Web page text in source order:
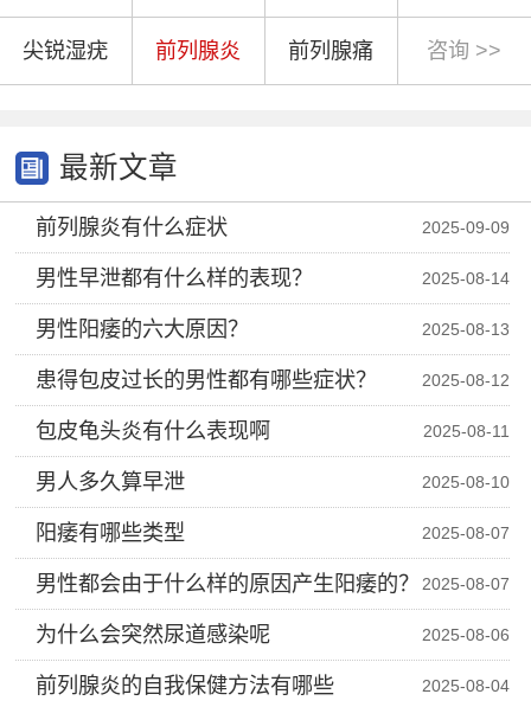
尖锐湿疣 前列腺炎 前列腺痛 咨询 >>
最新文章
前列腺炎有什么症状 2025-09-09
男性早泄都有什么样的表现？ 2025-08-14
男性阳痿的六大原因？ 2025-08-13
患得包皮过长的男性都有哪些症状？ 2025-08-12
包皮龟头炎有什么表现啊 2025-08-11
男人多久算早泄 2025-08-10
阳痿有哪些类型 2025-08-07
男性都会由于什么样的原因产生阳痿的？ 2025-08-07
为什么会突然尿道感染呢 2025-08-06
前列腺炎的自我保健方法有哪些 2025-08-04